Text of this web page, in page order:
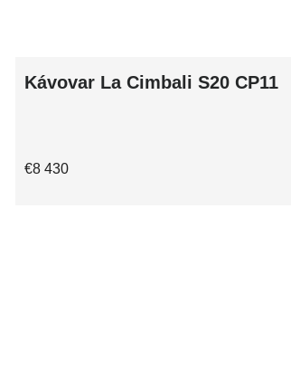
Kávovar La Cimbali S20 CP11
€8 430